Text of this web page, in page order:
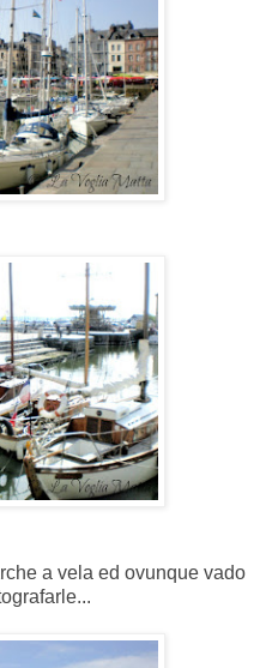
a vela ed ovunque vado